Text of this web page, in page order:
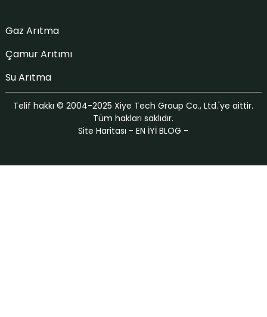
Gaz Arıtma
Çamur Arıtımı
Su Arıtma
Telif hakkı © 2004-2025 Xiye Tech Group Co., Ltd.'ye aittir.
Tüm hakları saklıdır.
Site Haritası -EN İYİ BLOG -